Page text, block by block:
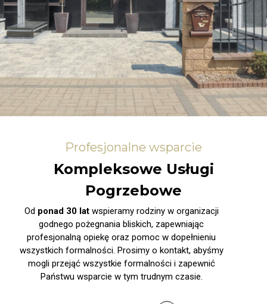
Profesjonalne wsparcie
Kompleksowe Usługi
Pogrzebowe
Od ponad 30 latwspieramy rodziny w organizacji
godnego pożegnania bliskich, zapewniając
profesjonalną opiekę oraz pomoc w dopełnieniu
wszystkich formalności. Prosimy o kontakt, abyśmy
mogli przejąć wszystkie formalności i zapewnić
Państwu wsparcie w tym trudnym czasie.